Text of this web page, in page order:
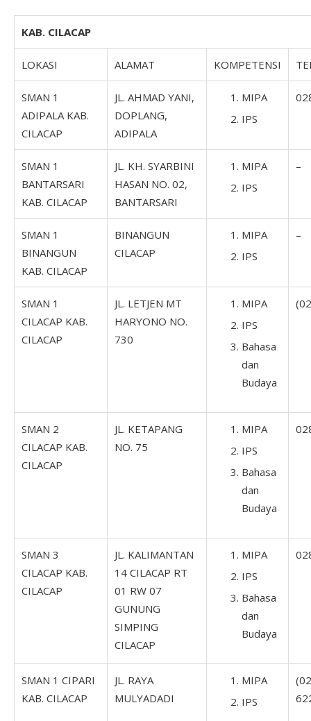
KAB. CILACAP
LOKASI ALAMAT KOMPETENSI
SMAN 1
ADIPALA KAB.
CILACAP
JL. AHMAD YANI,
DOPLANG,
ADIPALA
MIPA
IPS
SMAN 1
BANTARSARI
KAB. CILACAP
JL. KH. SYARBINI
HASAN NO. 02,
BANTARSARI
MIPA
IPS
–
SMAN 1
BINANGUN
KAB. CILACAP
BINANGUN
CILACAP
MIPA
IPS
–
SMAN 1
CILACAP KAB.
CILACAP
JL. LETJEN MT
HARYONO NO.
730
MIPA
IPS
Bahasa
dan
Budaya
SMAN 2
CILACAP KAB.
CILACAP
JL. KETAPANG
NO. 75
MIPA
IPS
Bahasa
dan
Budaya
SMAN 3
CILACAP KAB.
CILACAP
JL. KALIMANTAN
14 CILACAP RT
01 RW 07
GUNUNG
SIMPING
CILACAP
MIPA
IPS
Bahasa
dan
Budaya
SMAN 1 CIPARI
KAB. CILACAP
JL. RAYA
MULYADADI
MIPA
IPS